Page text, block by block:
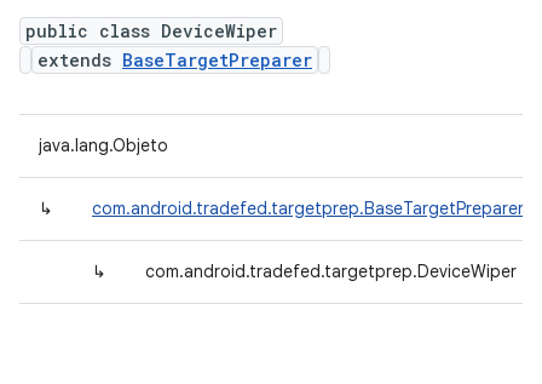
public class DeviceWiper
extends BaseTargetPreparer
java.lang.Objeto
↳ com.android.tradefed.targetprep.BaseTargetPreparer
↳ com.android.tradefed.targetprep.DeviceWiper